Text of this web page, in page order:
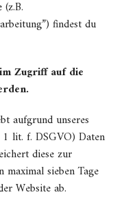
findest du
Zugriff auf die
aufgrund unseres
1 lit. f. DSGVO) Daten
diese zur
sieben Tage
Website ab.